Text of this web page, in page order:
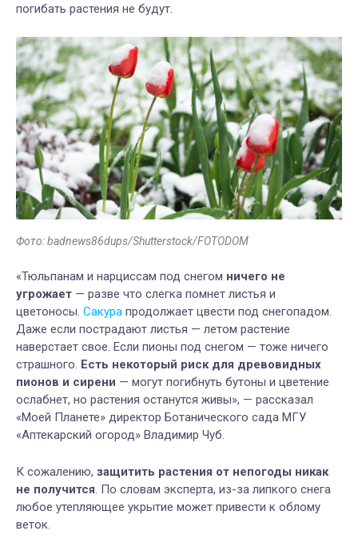
погибать растения не будут.
Фото: badnews86dups/Shutterstock/FOTODOM
«Тюльпанам и нарциссам под снегом ничего не
угрожает — разве что слегка помнет листья и
цветоносы. Сакура продолжает цвести под снегопадом.
Даже если пострадают листья — летом растение
наверстает свое. Если пионы под снегом — тоже ничего
страшного. Есть некоторый риск для древовидных
пионов и сирени — могут погибнуть бутоны и цветение
ослабнет, но растения останутся живы», — рассказал
«Моей Планете» директор Ботанического сада МГУ
«Аптекарский огород» Владимир Чуб.
К сожалению, защитить растения от непогоды никак
не получится. По словам эксперта, из-за липкого снега
любое утепляющее укрытие может привести к облому
веток.